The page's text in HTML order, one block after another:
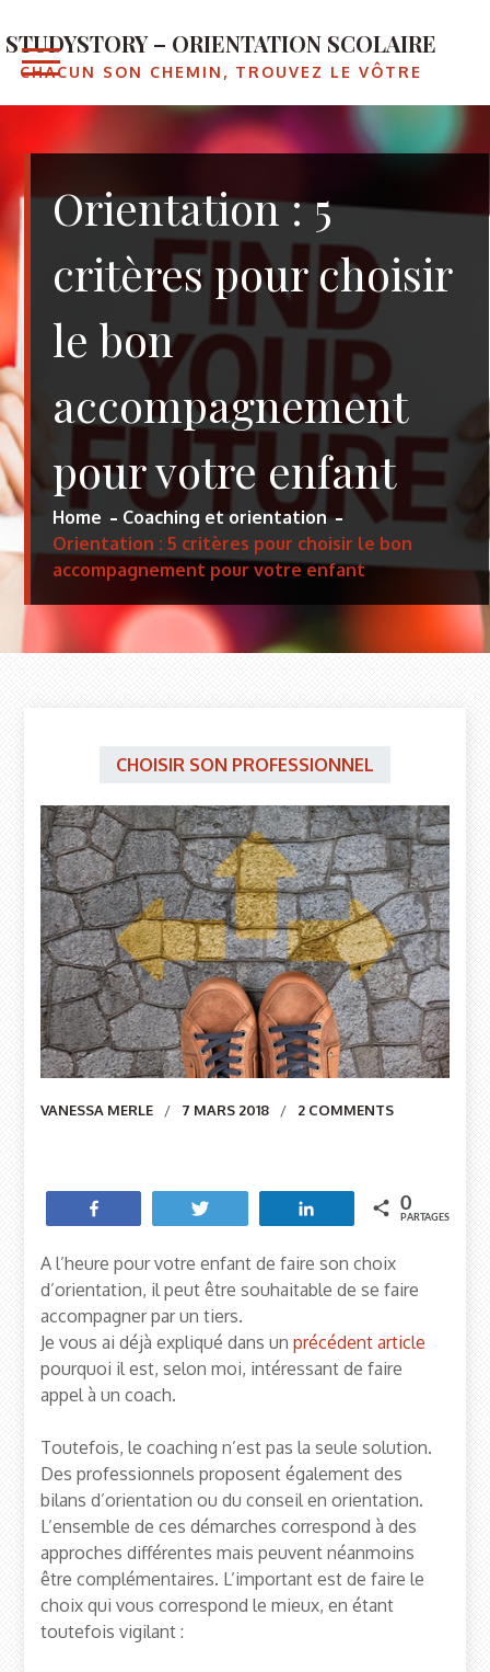
to
content
STUDYSTORY – ORIENTATION SCOLAIRE
CHACUN SON CHEMIN, TROUVEZ LE VÔTRE
Orientation : 5
critères pour choisir
le bon
accompagnement
pour votre enfant
Home
Coaching et orientation
Orientation : 5 critères pour choisir le bon
accompagnement pour votre enfant
CHOISIR SON PROFESSIONNEL
Author
VANESSA MERLE 7 MARS 2018 2 COMMENTS
Partagez 0
PARTAGES
A l’heure pour votre enfant de faire son choix
d’orientation, il peut être souhaitable de se faire
accompagner par un tiers.
Je vous ai déjà expliqué dans unprécédent article
pourquoi il est, selon moi, intéressant de faire
appel à un coach.
Toutefois, le coaching n’est pas la seule solution.
Des professionnels proposent également des
bilans d’orientation ou du conseil en orientation.
L’ensemble de ces démarches correspond à des
approches différentes mais peuvent néanmoins
être complémentaires. L’important est de faire le
choix qui vous correspond le mieux, en étant
toutefois vigilant :